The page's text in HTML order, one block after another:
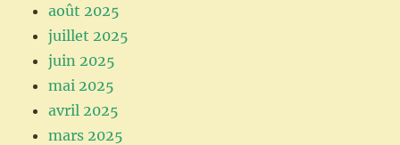
août 2025
juillet 2025
juin 2025
mai 2025
avril 2025
mars 2025